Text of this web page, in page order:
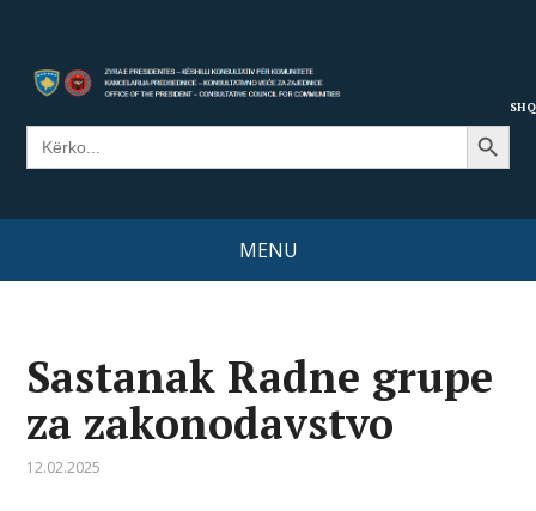
Search
for:
Search Button
MENU
Sastanak Radne grupe
za zakonodavstvo
12.02.2025